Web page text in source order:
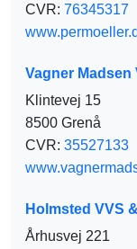
CVR: 76345317
Vagner Madsen
Klintevej 15
8500 Grenå
CVR: 35527133
Holmsted VVS
Århusvej 221